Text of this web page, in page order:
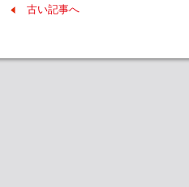
古い記事へ